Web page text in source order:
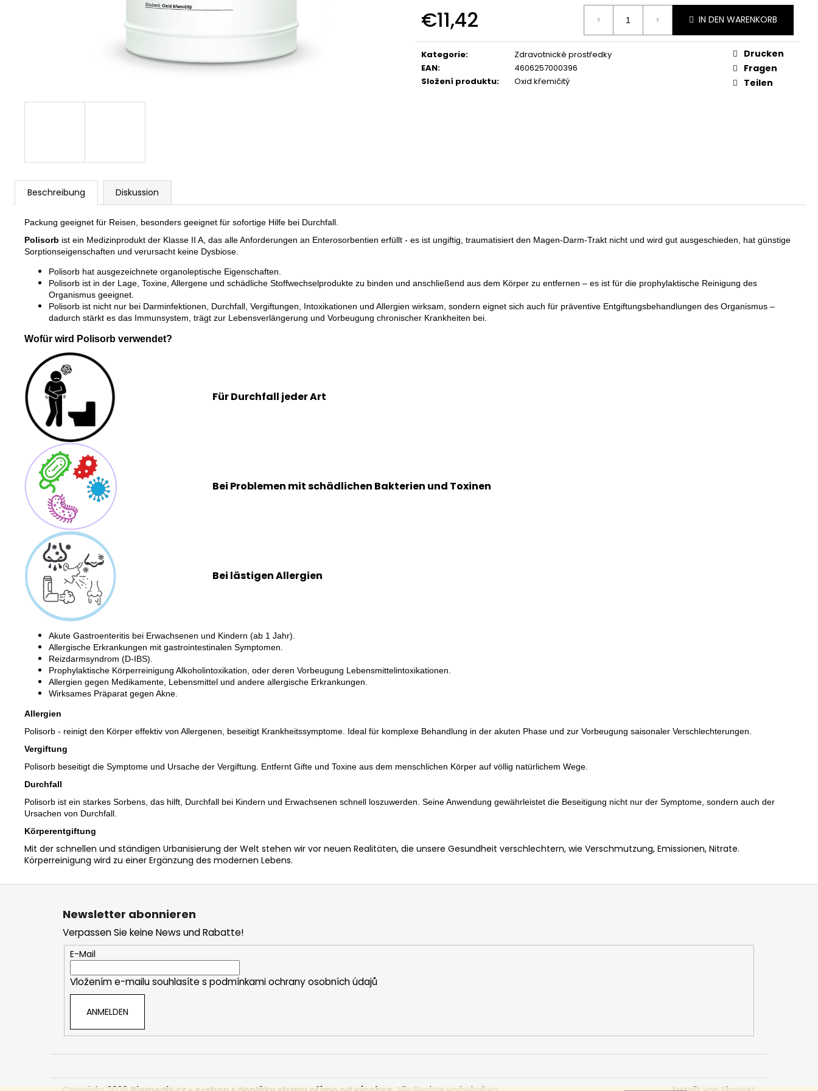
€11,42 IN DEN WARENKORB
Kategorie:
Zdravotnické prostředky
EAN:
4606257000396
Složení produktu: Oxid křemičitý
Drucken
Fragen
Teilen
Beschreibung Diskussion
Packung geeignet für Reisen, besonders geeignet für sofortige Hilfe bei Durchfall.
Polisorb ist ein Medizinprodukt der Klasse II A, das alle Anforderungen an Enterosorbentien erfüllt - es ist ungiftig, traumatisiert den Magen-Darm-Trakt nicht und wird gut ausgeschieden, hat günstige
Sorptionseigenschaften und verursacht keine Dysbiose.
Polisorb hat ausgezeichnete organoleptische Eigenschaften.
Polisorb ist in der Lage, Toxine, Allergene und schädliche Stoffwechselprodukte zu binden und anschließend aus dem Körper zu entfernen – es ist für die prophylaktische Reinigung des
Organismus geeignet.
Polisorb ist nicht nur bei Darminfektionen, Durchfall, Vergiftungen, Intoxikationen und Allergien wirksam, sondern eignet sich auch für präventive Entgiftungsbehandlungen des Organismus –
dadurch stärkt es das Immunsystem, trägt zur Lebensverlängerung und Vorbeugung chronischer Krankheiten bei.
Wofür wird Polisorb verwendet?
Für Durchfall jeder Art
Bei Problemen mit schädlichen Bakterien und Toxinen
Bei lästigen Allergien
Akute Gastroenteritis bei Erwachsenen und Kindern (ab 1 Jahr).
Allergische Erkrankungen mit gastrointestinalen Symptomen.
Reizdarmsyndrom (D-IBS).
Prophylaktische Körperreinigung Alkoholintoxikation, oder deren Vorbeugung Lebensmittelintoxikationen.
Allergien gegen Medikamente, Lebensmittel und andere allergische Erkrankungen.
Wirksames Präparat gegen Akne.
Allergien
Polisorb - reinigt den Körper effektiv von Allergenen, beseitigt Krankheitssymptome. Ideal für komplexe Behandlung in der akuten Phase und zur Vorbeugung saisonaler Verschlechterungen.
Vergiftung
Polisorb beseitigt die Symptome und Ursache der Vergiftung. Entfernt Gifte und Toxine aus dem menschlichen Körper auf völlig natürlichem Wege.
Durchfall
Polisorb ist ein starkes Sorbens, das hilft, Durchfall bei Kindern und Erwachsenen schnell loszuwerden. Seine Anwendung gewährleistet die Beseitigung nicht nur der Symptome, sondern auch der
Ursachen von Durchfall.
Körperentgiftung
Mit der schnellen und ständigen Urbanisierung der Welt stehen wir vor neuen Realitäten, die unsere Gesundheit verschlechtern, wie Verschmutzung, Emissionen, Nitrate.
Körperreinigung wird zu einer Ergänzung des modernen Lebens.
REJUSOME EXO BOOST MASK SHEET
€39,97
BIOMEDIX COLLAGEN GUMMIES
(KIRSCHE)
€39,97
F
Newsletter abonnieren
Verpassen Sie keine News und Rabatte!
E-Mail
Vložením e-mailu souhlasíte s podmínkami ochrany osobních údajů
ANMELDEN